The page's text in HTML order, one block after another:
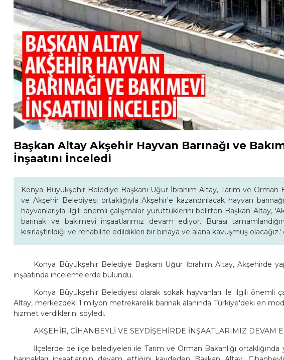
Başkan Altay Akşehir Hayvan Barınağı ve
İnşaatını İnceledi
Konya Büyükşehir Belediye Başkanı Uğur İbrahim Altay, Tarım ve Orman
ve Akşehir Belediyesi ortaklığıyla Akşehir'e kazandırılacak hayvan
hayvanlarıyla ilgili önemli çalışmalar yürüttüklerini belirten Başkan Altay,
barınak ve bakımevi inşaatlarımız devam ediyor. Burası
kısırlaştırıldığı ve rehabilite edildikleri bir binaya ve alana kavuşmuş olacağız.'
Konya Büyükşehir Belediye Başkanı Uğur İbrahim Altay, Akşehirde
inşaatında incelemelerde bulundu.
Konya Büyükşehir Belediyesi olarak sokak hayvanları ile ilgili önemli
Altay, merkezdeki 1 milyon metrekarelik barınak alanında Türkiye'deki en
hizmet verdiklerini söyledi.
AKŞEHİR, CİHANBEYLİ VE SEYDİŞEHİRDE İNŞAATLARIMIZ DEVAM
İlçelerde de ilçe belediyeleri ile Tarım ve Orman Bakanlığı